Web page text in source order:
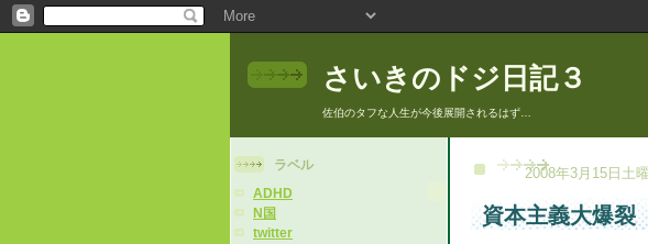
さいきのドジ日記３
佐伯のタフな人生が今後展開されるはず…
ラベル
ADHD
N国
twitter
2008年3月15日土
資本主義大爆裂